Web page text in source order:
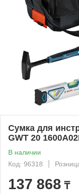
Сумка для
GWT 20
В наличии
Код: 96318
137 868 ₸